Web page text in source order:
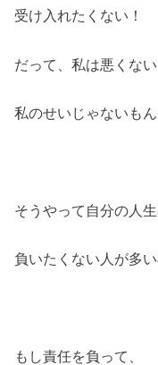
受け入れたくない！
だって、私は悪くない
私のせいじゃないもん
そうやって自分の人
負いたくない人が多
もし責任を負って、